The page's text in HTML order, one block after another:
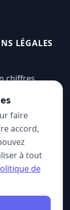
LÉGALES
chiffres
faire
accord,
à tout
de